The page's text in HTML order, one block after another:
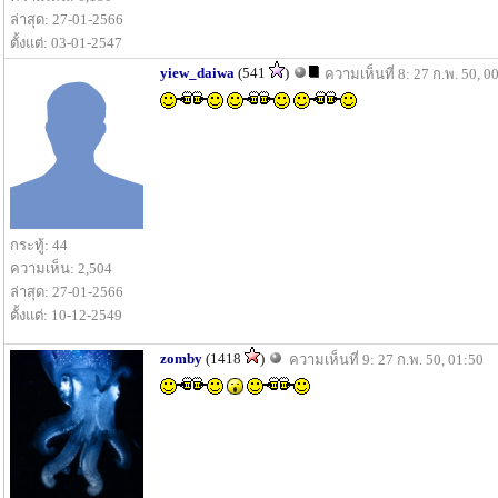
ล่าสุด: 27-01-2566
ตั้งแต่: 03-01-2547
กระทู้: 44
ความเห็น: 2,504
ล่าสุด: 27-01-2566
ตั้งแต่: 10-12-2549
yiew_daiwa (541 ) ความเห็นที่ 8: 27 ก.พ. 50,
zomby (1418 ) ความเห็นที่ 9: 27 ก.พ. 50, 01:50